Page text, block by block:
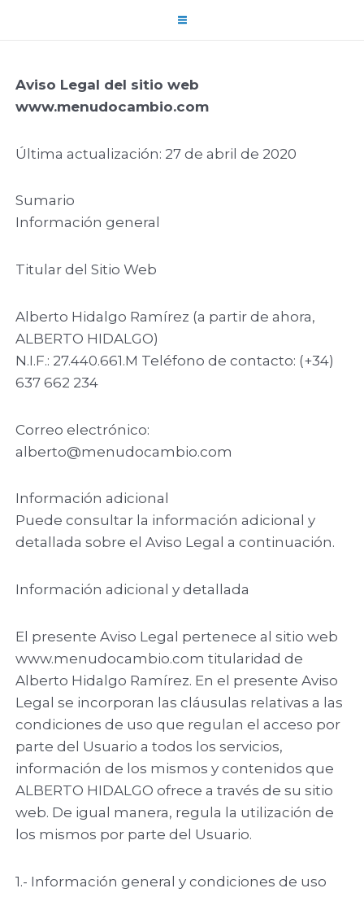
Aviso Legal del sitio web
www.menudocambio.com
Última actualización: 27 de abril de 2020
Sumario
Información general
Titular del Sitio Web
Alberto Hidalgo Ramírez (a partir de ahora,
ALBERTO HIDALGO)
N.I.F.: 27.440.661.M Teléfono de contacto: (+34)
637 662 234
Correo electrónico:
alberto@menudocambio.com
Información adicional
Puede consultar la información adicional y
detallada sobre el Aviso Legal a continuación.
Información adicional y detallada
El presente Aviso Legal pertenece al sitio web
www.menudocambio.com titularidad de
Alberto Hidalgo Ramírez. En el presente Aviso
Legal se incorporan las cláusulas relativas a las
condiciones de uso que regulan el acceso por
parte del Usuario a todos los servicios,
información de los mismos y contenidos que
ALBERTO HIDALGO ofrece a través de su sitio
web. De igual manera, regula la utilización de
los mismos por parte del Usuario.
1.- Información general y condiciones de uso